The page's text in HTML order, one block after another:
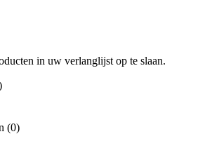
in uw verlanglijst op te slaan.
(0)